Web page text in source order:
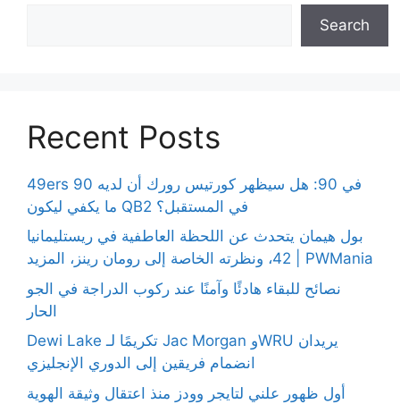
Search
Recent Posts
49ers 90 في 90: هل سيظهر كورتيس رورك أن لديه
ما يكفي ليكون QB2 في المستقبل؟
بول هيمان يتحدث عن اللحظة العاطفية في ريستليمانيا
42، ونظرته الخاصة إلى رومان رينز، المزيد | PWMania
نصائح للبقاء هادئًا وآمنًا عند ركوب الدراجة في الجو
الحار
Dewi Lake تكريمًا لـ Jac Morgan وWRU يريدان
انضمام فريقين إلى الدوري الإنجليزي
أول ظهور علني لتايجر وودز منذ اعتقال وثيقة الهوية